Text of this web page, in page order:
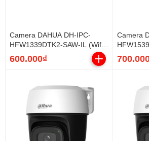
Camera DAHUA DH-IPC-
HFW1339DTK2-SAW-IL (Wifi
Thân 3MP, liền Mic)
600.000₫
Camera
Thân